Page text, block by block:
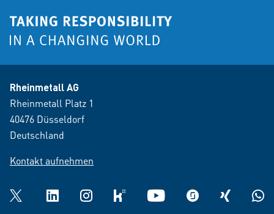
Rheinmetall AG
Rheinmetall Platz 1
40476 Düsseldorf
Deutschland
Kontakt aufnehmen
Twitter LinkedInInstagramkununu YouTube glassdoorXING